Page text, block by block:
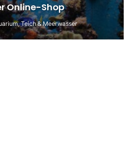
Online-Shop
Teich & Meerwasser